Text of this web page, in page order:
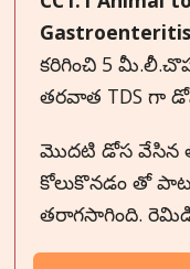
కరిగించి 5
తరవాత TDS గా
మొదటి డోస వేసిన
కోలుకొనడం తో
తరాగసాగింది.